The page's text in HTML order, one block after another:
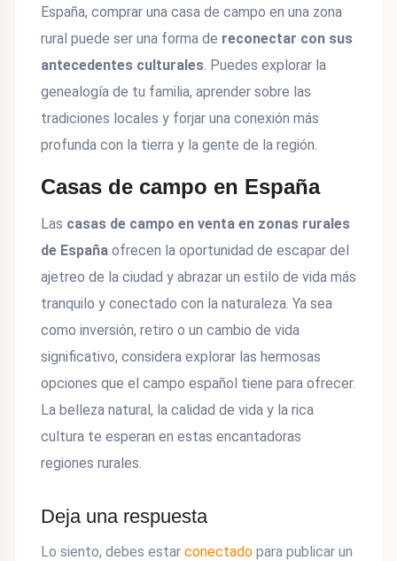
España, comprar una casa de campo en una zona
rural puede ser una forma de reconectar con sus
antecedentes culturales. Puedes explorar la
genealogía de tu familia, aprender sobre las
tradiciones locales y forjar una conexión más
profunda con la tierra y la gente de la región.
Casas de campo en España
Las casas de campo en venta en zonas rurales
de España ofrecen la oportunidad de escapar del
ajetreo de la ciudad y abrazar un estilo de vida más
tranquilo y conectado con la naturaleza. Ya sea
como inversión, retiro o un cambio de vida
significativo, considera explorar las hermosas
opciones que el campo español tiene para ofrecer.
La belleza natural, la calidad de vida y la rica
cultura te esperan en estas encantadoras
regiones rurales.
Deja una respuesta
Lo siento, debes estar conectado para publicar un